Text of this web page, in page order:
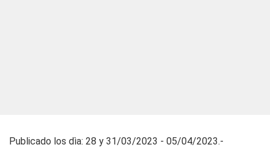
Publicado los dìa: 28 y 31/03/2023 - 05/04/2023.-